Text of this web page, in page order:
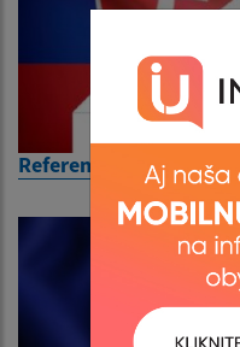
Referendum 2026